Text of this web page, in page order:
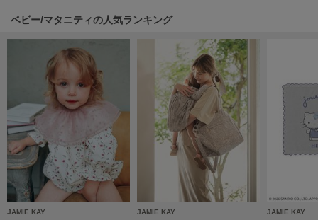
KEEN
LAATO
ラート
le
ル
le coq sportif
ルコックスポルティフ
ベビー/マタニティの人気ランキング
JAMIE KAY JAMIE KAY JAMIE KAY